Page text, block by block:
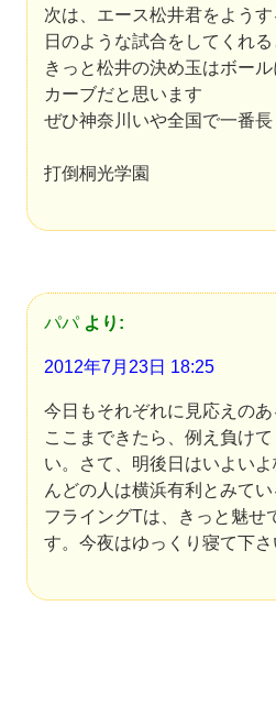
次は、エース松井君をよう
日のような試合をしてくれ
きっと松井の決め玉はボー
カーブだと思います
ぜひ神奈川いや全国で一番
打倒桐光学園
パパ より:
2012年7月23日 18:25
今日もそれぞれに見応えのあ
ここまできたら、例え負け
い。さて、明後日はいよい
んどの人は横浜有利とみて
フライングTは、きっと魅せ
す。今夜はゆっくり寝て下さ